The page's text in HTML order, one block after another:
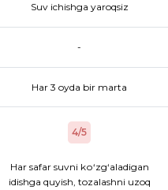
Suv ichishga yaroqsiz
-
Har 3 oyda bir marta
4/5
Har safar suvni kо‘zg‘aladigan
idishga quyish, tozalashni uzoq